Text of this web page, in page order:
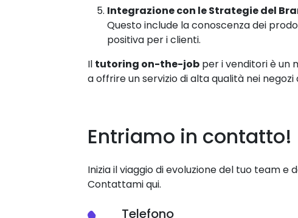
Integrazione con le Strategie del
Questo include la conoscenza dei
positiva per i clienti.
Il tutoring on-the-job per i venditori è un
a offrire un servizio di alta qualità nei
Entriamo in contatto!
Inizia il viaggio di evoluzione del tuo team e
Contattami qui.
Telefono